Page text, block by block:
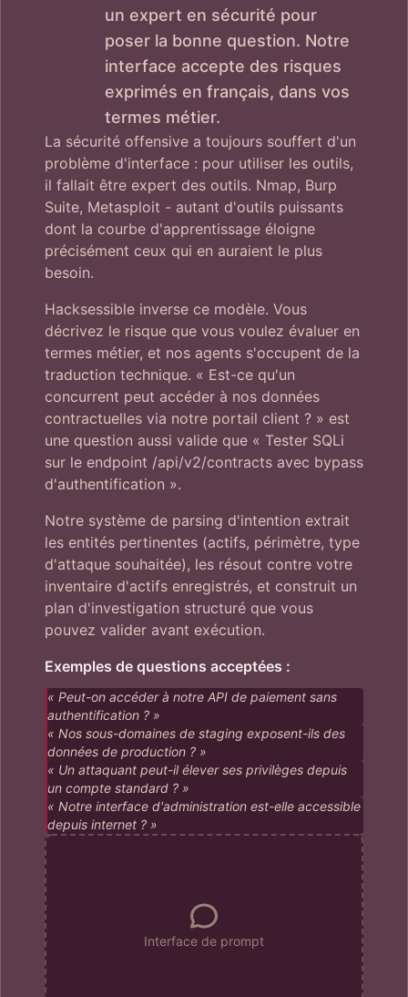
un expert en sécurité pour
poser la bonne question. Notre
interface accepte des risques
exprimés en français, dans vos
termes métier.
La sécurité offensive a toujours souffert d'un
problème d'interface : pour utiliser les outils,
il fallait être expert des outils. Nmap, Burp
Suite, Metasploit - autant d'outils puissants
dont la courbe d'apprentissage éloigne
précisément ceux qui en auraient le plus
besoin.
Hacksessible inverse ce modèle. Vous
décrivez le risque que vous voulez évaluer en
termes métier, et nos agents s'occupent de la
traduction technique. « Est-ce qu'un
concurrent peut accéder à nos données
contractuelles via notre portail client ? » est
une question aussi valide que « Tester SQLi
sur le endpoint /api/v2/contracts avec bypass
d'authentification ».
Notre système de parsing d'intention extrait
les entités pertinentes (actifs, périmètre, type
d'attaque souhaitée), les résout contre votre
inventaire d'actifs enregistrés, et construit un
plan d'investigation structuré que vous
pouvez valider avant exécution.
Exemples de questions acceptées :
« Peut-on accéder à notre API de paiement sans
authentification ? »
« Nos sous-domaines de staging exposent-ils des
données de production ? »
« Un attaquant peut-il élever ses privilèges depuis
un compte standard ? »
« Notre interface d'administration est-elle accessible
depuis internet ? »
Interface de prompt